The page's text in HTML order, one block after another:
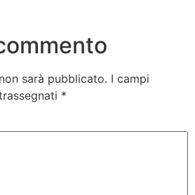
sarà pubblicato. I campi
*